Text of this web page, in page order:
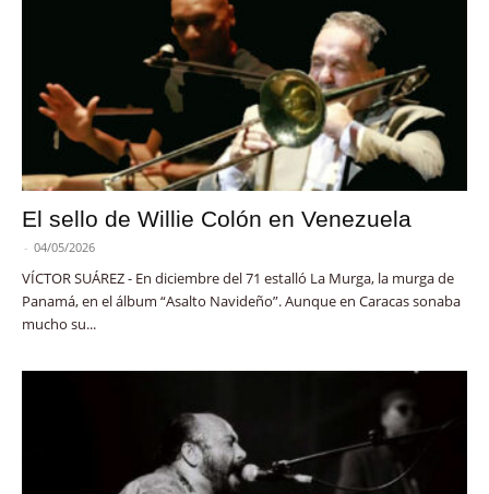
El sello de Willie Colón en Venezuela
- 04/05/2026
VÍCTOR SUÁREZ - En diciembre del 71 estalló La Murga, la murga de
Panamá, en el álbum “Asalto Navideño”. Aunque en Caracas sonaba
mucho su...